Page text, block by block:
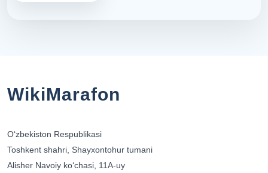
WikiMarafon
Oʻzbekiston Respublikasi
Toshkent shahri, Shayxontohur tumani
Alisher Navoiy koʻchasi, 11A-uy